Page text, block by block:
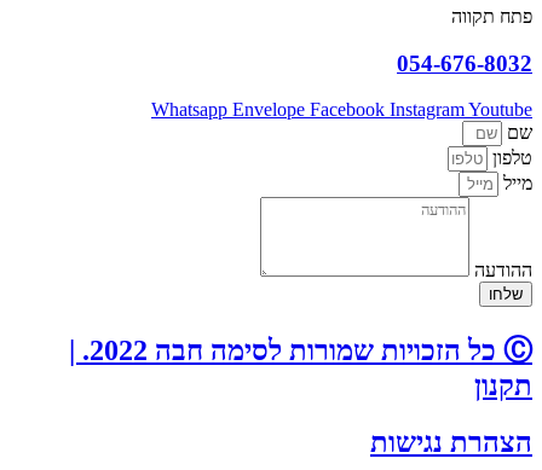
פתח תקווה
054-676-8032
Whatsapp Envelope Facebook InstagramYoutube
שם
טלפון
מייל
ההודעה
שלחו
Ⓒ כל הזכויות שמורות לסימה חבה 2022. |
תקנון
הצהרת נגישות